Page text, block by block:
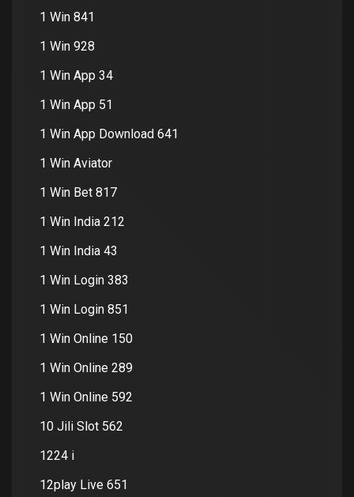
1 Win 841
1 Win 928
1 Win App 34
1 Win App 51
1 Win App Download 641
1 Win Aviator
1 Win Bet 817
1 Win India 212
1 Win India 43
1 Win Login 383
1 Win Login 851
1 Win Online 150
1 Win Online 289
1 Win Online 592
10 Jili Slot 562
1224 i
12play Live 651